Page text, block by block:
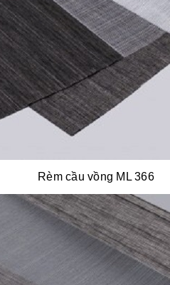
Rèm cầu vồng ML 366